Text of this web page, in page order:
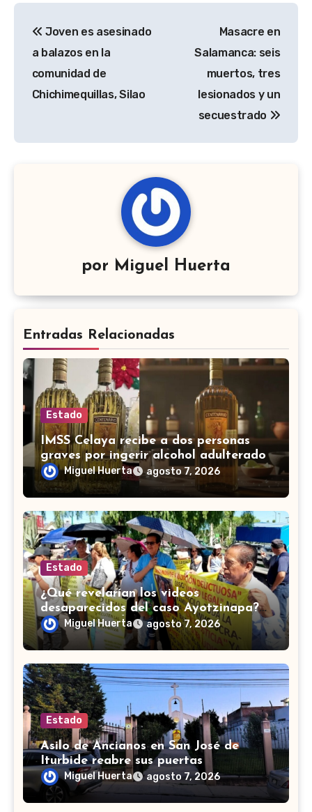
de
entradas
Joven es asesinado
a balazos en la
comunidad de
Chichimequillas, Silao
Masacre en
Salamanca: seis
muertos, tres
lesionados y un
secuestrado
por Miguel Huerta
Entradas Relacionadas
Estado
IMSS Celaya recibe a dos personas
graves por ingerir alcohol adulterado
Miguel Huerta agosto 7, 2026
Estado
¿Qué revelarían los videos
desaparecidos del caso Ayotzinapa?
Esto explicó Ángela Buitrago
Miguel Huerta agosto 7, 2026
Estado
Asilo de Ancianos en San José de
Iturbide reabre sus puertas
Miguel Huerta agosto 7, 2026